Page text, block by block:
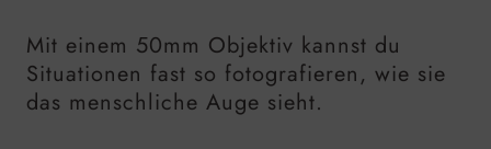
Mit einem 50mm Objektiv kannst du
Situationen fast so fotografieren, wie sie
das menschliche Auge sieht.